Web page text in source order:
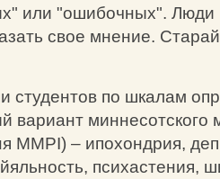
или "ошибочных". Люди
свое мнение.
студентов по шкалам
вариант миннесотского
MMPI) – ипохондрия,
психастения,